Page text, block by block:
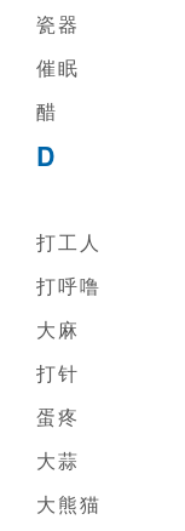
瓷器
催眠
醋
D
打工人
打呼噜
大麻
打针
蛋疼
大蒜
大熊猫